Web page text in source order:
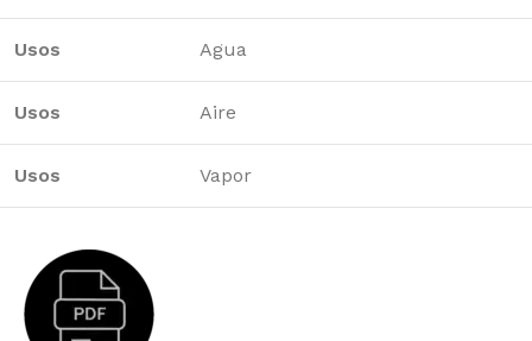
Usos Agua
Usos Aire
Usos Vapor